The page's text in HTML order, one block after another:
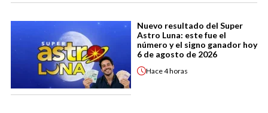
Nuevo resultado del Super
Astro Luna: este fue el
número y el signo ganador hoy
6 de agosto de 2026
Hace4 horas